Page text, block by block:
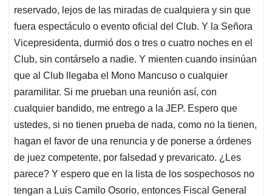
reservado, lejos de las miradas de cualquiera y sin que
fuera espectáculo o evento oficial del Club. Y la Señora
Vicepresidenta, durmió dos o tres o cuatro noches en el
Club, sin contárselo a nadie. Y mienten cuando insinúan
que al Club llegaba el Mono Mancuso o cualquier
paramilitar. Si me prueban una reunión así, con
cualquier bandido, me entrego a la JEP. Espero que
ustedes, si no tienen prueba de nada, como no la tienen,
hagan el favor de una renuncia y de ponerse a órdenes
de juez competente, por falsedad y prevaricato. ¿Les
parece? Y espero que en la lista de los sospechosos no
tengan a Luis Camilo Osorio, entonces Fiscal General